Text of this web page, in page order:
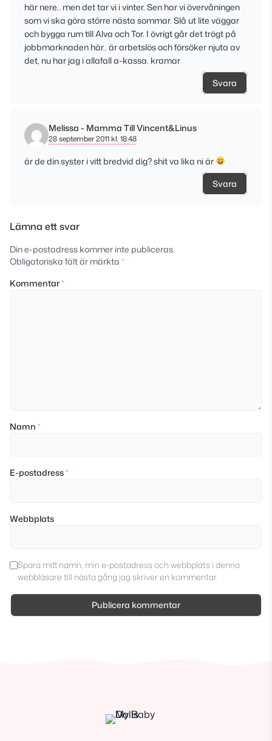
här nere.. men det tar vi i vinter. Sen har vi övervåningen
som vi ska göra större nästa sommar. Slå ut lite väggar
och bygga rum till Alva och Tor. I övrigt går det trögt på
jobbmarknaden här.. är arbetslös och försöker njuta av
det, nu har jag i allafall a-kassa. kramar
Svara
Melissa - Mamma Till Vincent&Linus
28 september 2011 kl. 18:48
är de din syster i vitt bredvid dig? shit va lika ni är
Svara
Lämna ett svar
Din e-postadress kommer inte publiceras.
Obligatoriska fält är märkta *
Kommentar*
Namn *
E-postadress*
Webbplats
Spara mitt namn, min e-postadress och webbplats i denna
webbläsare till nästa gång jag skriver en kommentar.